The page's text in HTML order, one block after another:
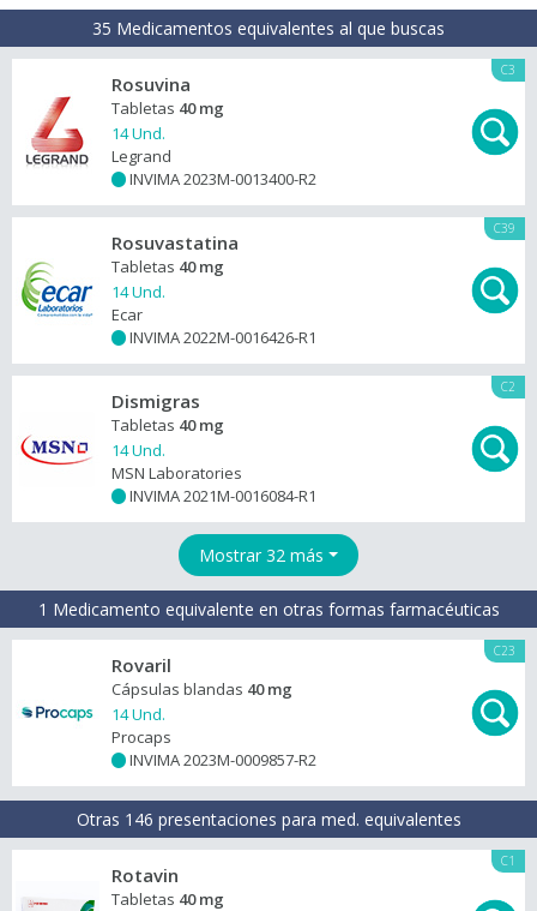
35 Medicamentos equivalentes al que buscas
C3
Rosuvina
Tabletas 40 mg
14 Und.
Legrand
INVIMA 2023M-0013400-R2
C39
Rosuvastatina
Tabletas 40 mg
14 Und.
Ecar
INVIMA 2022M-0016426-R1
C2
Dismigras
Tabletas 40 mg
14 Und.
MSN Laboratories
INVIMA 2021M-0016084-R1
Mostrar 32 más
1 Medicamento equivalente en otras formas farmacéuticas
C23
Rovaril
Cápsulas blandas 40 mg
14 Und.
Procaps
INVIMA 2023M-0009857-R2
Otras 146 presentaciones para med. equivalentes
C1
Rotavin
Tabletas 40 mg